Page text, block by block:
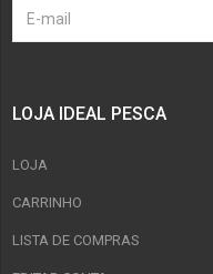
LOJA IDEAL PESCA
LOJA
CARRINHO
LISTA DE COMPRAS